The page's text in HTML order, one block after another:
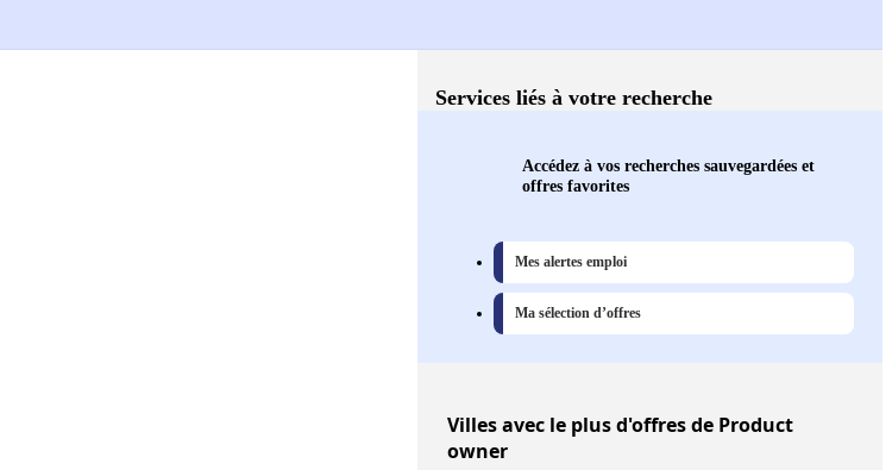
Services liés à votre recherche
Accédez à vos recherches sauvegardées et
offres favorites
Mes alertes emploi
Ma sélection d’offres
Villesavec le plus d'offres de Product
owner